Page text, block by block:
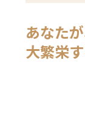
あなた
大繁栄